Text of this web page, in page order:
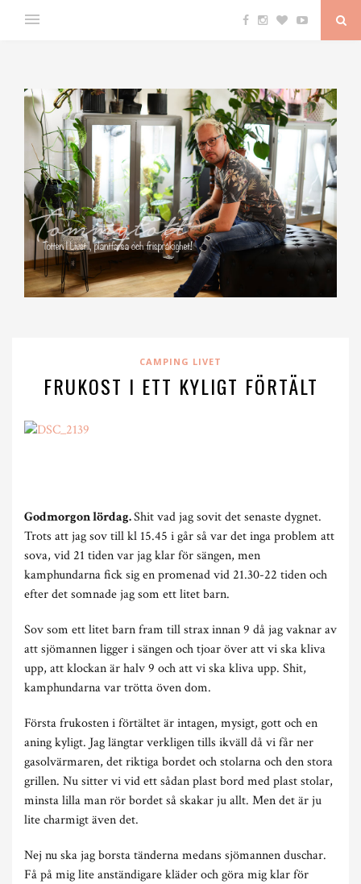
CAMPING LIVET
FRUKOST I ETT KYLIGT FÖRTÄLT
Godmorgon lördag.Shit vad jag sovit det senaste dygnet.
Trots att jag sov till kl 15.45 i går så var det inga problem att
sova, vid 21 tiden var jag klar för sängen, men
kamphundarna fick sig en promenad vid 21.30-22 tiden och
efter det somnade jag som ett litet barn.
Sov som ett litet barn fram till strax innan 9 då jag vaknar av
att sjömannen ligger i sängen och tjoar över att vi ska kliva
upp, att klockan är halv 9 och att vi ska kliva upp. Shit,
kamphundarna var trötta öven dom.
Första frukosten i förtältet är intagen, mysigt, gott och en
aning kyligt. Jag längtar verkligen tills ikväll då vi får ner
gasolvärmaren, det riktiga bordet och stolarna och den stora
grillen. Nu sitter vi vid ett sådan plast bord med plast stolar,
minsta lilla man rör bordet så skakar ju allt. Men det är ju
lite charmigt även det.
Nej nu ska jag borsta tänderna medans sjömannen duschar.
Få på mig lite anständigare kläder och göra mig klar för